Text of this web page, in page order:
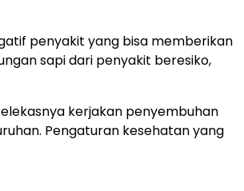
penyakit yang bisa memberikan
sapi dari penyakit beresiko,
kerjakan penyembuhan
Pengaturan kesehatan yang